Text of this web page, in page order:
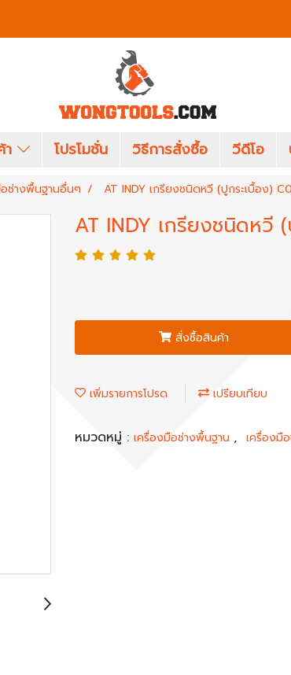
า โปรโมชั่น วิธีการสั่งซื้อ วีดีโอ
ช่างพื้นฐานอื่นๆ AT INDY เกรียงชนิดหวี (ปูกระเบื้อง)
AT INDY เกรียงชนิดหวี
สั่งซื้อสินค้า
เพิ่มรายการโปรด เปรียบเทียบ
หมวดหมู่ : เครื่องมือช่างพื้นฐาน , เครื่องมื